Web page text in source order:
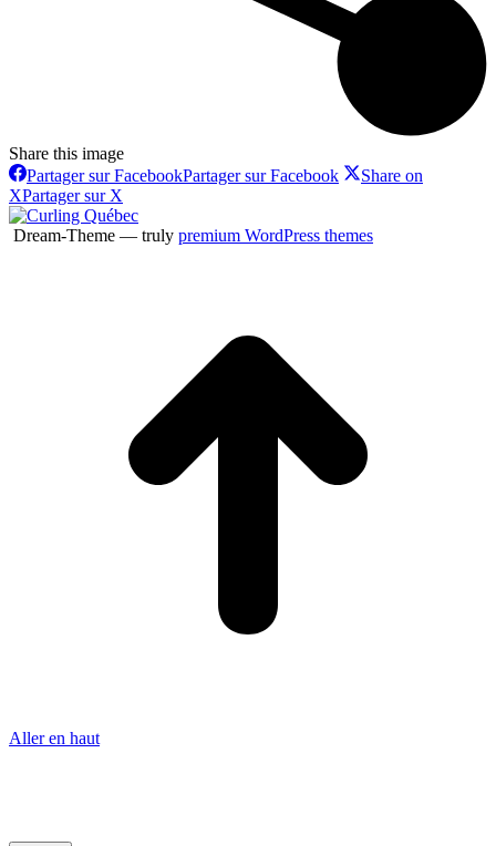
Share this image
Partager sur FacebookPartager sur Facebook
Share on
XPartager sur X
Dream-Theme — truly premium WordPress themes
Aller en haut